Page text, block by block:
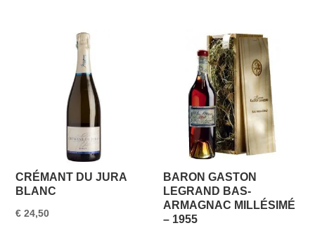
€ 1.550,00.
CRÉMANT DU JURA
BLANC
€ 24,50
BARON GASTON
LEGRAND BAS-
ARMAGNAC MILLÉSIMÉ
– 1955